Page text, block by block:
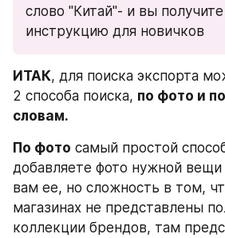
слово "Китай"- и вы
инструкцию для новичков
ИТАК, для поиска экспорта
2 способа поиска, по фото и
словам.
По фото самый простой
добавляете фото нужной вещи
вам ее, но сложность в том,
магазинах не представлены
коллекции брендов, там